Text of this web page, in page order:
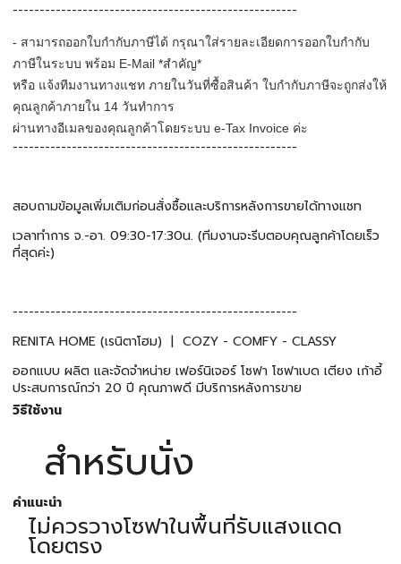
-----------------------------------------------------
- สามารถออกใบกำกับภาษีได้ กรุณาใส่รายละเอียดการออกใบกำกับ
ภาษีในระบบ พร้อม E-Mail *สำคัญ*
หรือ แจ้งทีมงานทางแชท ภายในวันที่ซื้อสินค้า ใบกำกับภาษีจะถูกส่งให้
คุณลูกค้าภายใน 14 วันทำการ
ผ่านทางอีเมลของคุณลูกค้าโดยระบบ e-Tax Invoice ค่ะ
-----------------------------------------------------
สอบถามข้อมูลเพิ่มเติมก่อนสั่งซื้อและบริการหลังการขายได้ทางแชท
เวลาทำการ จ.-อา. 09:30-17:30น. (ทีมงานจะรีบตอบคุณลูกค้าโดยเร็ว
ที่สุดค่ะ)
-----------------------------------------------------
RENITA HOME (เรนิตาโฮม) | COZY - COMFY - CLASSY
ออกแบบ ผลิต และจัดจำหน่าย เฟอร์นิเจอร์ โซฟา โซฟาเบด เตียง เก้าอี้
ประสบการณ์กว่า 20 ปี คุณภาพดี มีบริการหลังการขาย
วิธีใช้งาน
สำหรับนั่ง
คำแนะนำ
ไม่ควรวางโซฟาในพื้นที่รับแสงแดด
โดยตรง